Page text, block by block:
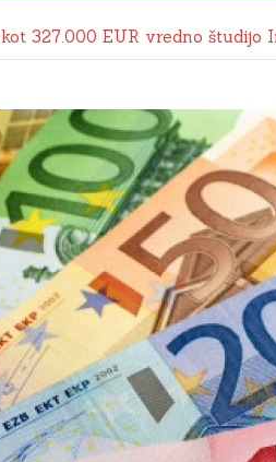
327.000 EUR vredno